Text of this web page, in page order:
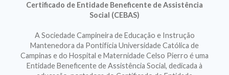
Certificado de Entidade Beneficente de Assistência
Social (CEBAS)
A Sociedade Campineira de Educação e Instrução
Mantenedora da Pontifícia Universidade Católica de
Campinas e do Hospital e Maternidade Celso Pierro é uma
Entidade Beneficente de Assistência Social, dedicada à